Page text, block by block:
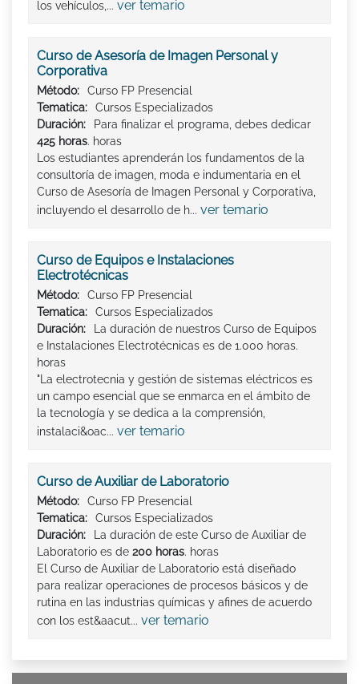
los vehículos,... ver temario
Curso de Asesoría de Imagen Personal y
Corporativa
Método:
Curso FP Presencial
Tematica:
Cursos Especializados
Duración:
Para finalizar el programa, debes dedicar
425 horas. horas
Los estudiantes aprenderán los fundamentos de la
consultoría de imagen, moda e indumentaria en el
Curso de Asesoría de Imagen Personal y Corporativa,
incluyendo el desarrollo de h... ver temario
Curso de Equipos e Instalaciones
Electrotécnicas
Método:
Curso FP Presencial
Tematica:
Cursos Especializados
Duración:
La duración de nuestros Curso de Equipos
e Instalaciones Electrotécnicas es de 1.000 horas.
horas
"La electrotecnia y gestión de sistemas eléctricos es
un campo esencial que se enmarca en el ámbito de
la tecnología y se dedica a la comprensión,
instalaci&oac... ver temario
Curso de Auxiliar de Laboratorio
Método:
Curso FP Presencial
Tematica:
Cursos Especializados
Duración:
La duración de este Curso de Auxiliar de
Laboratorio es de 200 horas. horas
El Curso de Auxiliar de Laboratorio está diseñado
para realizar operaciones de procesos básicos y de
rutina en las industrias químicas y afines de acuerdo
con los est&aacut... ver temario